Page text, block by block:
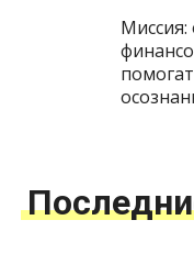
Миссия: